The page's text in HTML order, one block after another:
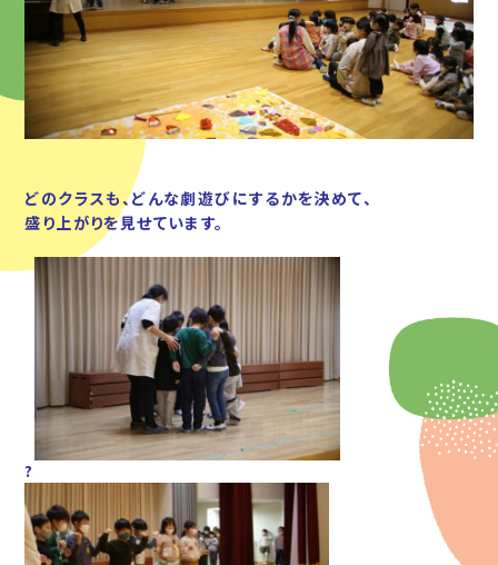
どのクラスも、どんな劇遊びにするかを決めて、
盛り上がりを見せています。
?